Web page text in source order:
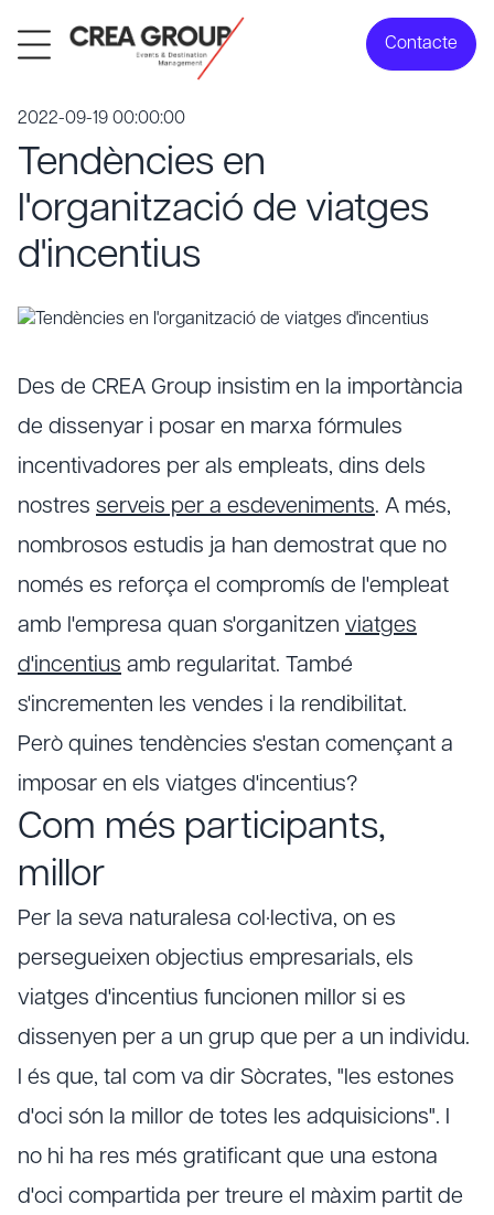
Contacte
2022-09-19 00:00:00
Tendències en
l'organització de viatges
d'incentius
Des de CREA Group insistim en la importància
de dissenyar i posar en marxa fórmules
incentivadores per als empleats, dins dels
nostres serveis per a esdeveniments. A més,
nombrosos estudis ja han demostrat que no
només es reforça el compromís de l'empleat
amb l'empresa quan s'organitzen viatges
d'incentius amb regularitat. També
s'incrementen les vendes i la rendibilitat.
Però quines tendències s'estan començant a
imposar en els viatges d'incentius?
Com més participants,
millor
Per la seva naturalesa col·lectiva, on es
persegueixen objectius empresarials, els
viatges d'incentius funcionen millor si es
dissenyen per a un grup que per a un individu.
I és que, tal com va dir Sòcrates, "les estones
d'oci són la millor de totes les adquisicions". I
no hi ha res més gratificant que una estona
d'oci compartida per treure el màxim partit de